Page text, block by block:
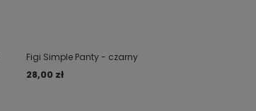
Figi Simple Panty - czarny
28,00 zł